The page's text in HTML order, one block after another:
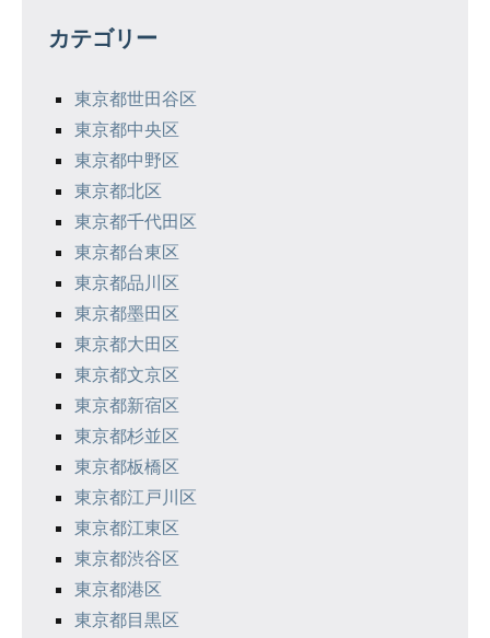
ー
カテゴリー
東京都世田谷区
東京都中央区
東京都中野区
東京都北区
東京都千代田区
東京都台東区
東京都品川区
東京都墨田区
東京都大田区
東京都文京区
東京都新宿区
東京都杉並区
東京都板橋区
東京都江戸川区
東京都江東区
東京都渋谷区
東京都港区
東京都目黒区